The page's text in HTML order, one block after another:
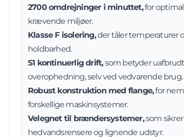
2700 omdrejninger i minuttet,for
krævende miljøer.
Klasse F isolering,der tåler temperaturer
holdbarhed.
S1 kontinuerlig drift,som betyder
overophedning, selv ved vedvarende brug.
Robust konstruktion med flange,for
forskellige maskinsystemer.
Velegnet til brændersystemer,som
hedvandsrensere og lignende udstyr.